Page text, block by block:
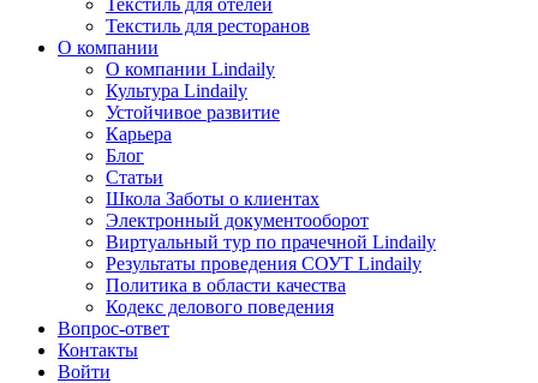
Текстиль для отелей
Текстиль для ресторанов
О компании
О компании Lindaily
Культура Lindaily
Устойчивое развитие
Карьера
Блог
Статьи
Школа Заботы о клиентах
Электронный документооборот
Виртуальный тур по прачечной Lindaily
Результаты проведения СОУТ Lindaily
Политика в области качества
Кодекс делового поведения
Вопрос-ответ
Контакты
Войти